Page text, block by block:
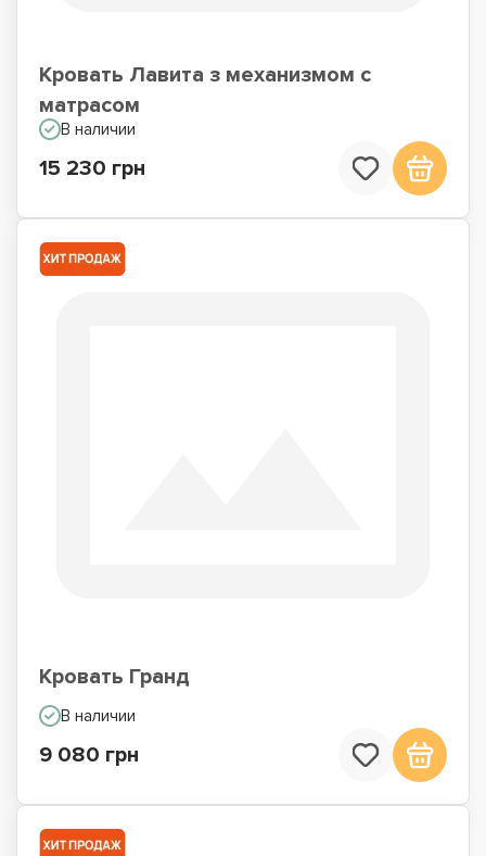
Кровать Лавита з механизмом с
матрасом
В наличии
15 230 грн
Кровать Гранд
В наличии
9 080 грн